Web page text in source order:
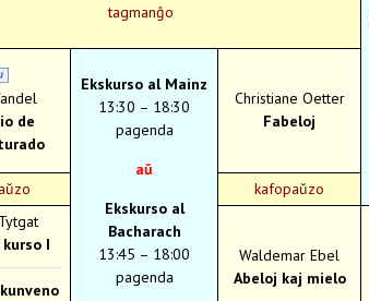
tagmanĝo
de
Ekskurso al Mainz
13:30 – 18:30
pagenda
aŭ
Ekskurso al
Bacharach
13:45 – 18:00
pagenda
Christiane Oetter
Fabeloj
kafopaŭzo
I
Waldemar Ebel
Abeloj kaj mielo